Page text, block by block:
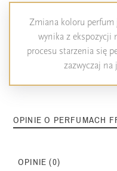
Zmiana koloru
wynika z ekspozycji
procesu starzenia się
zazwyczaj na
OPINIE O PERFUMACH
OPINIE (0)